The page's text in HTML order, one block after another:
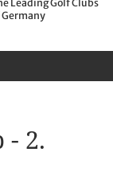
Leading Golf Clubs
Germany
- 2.